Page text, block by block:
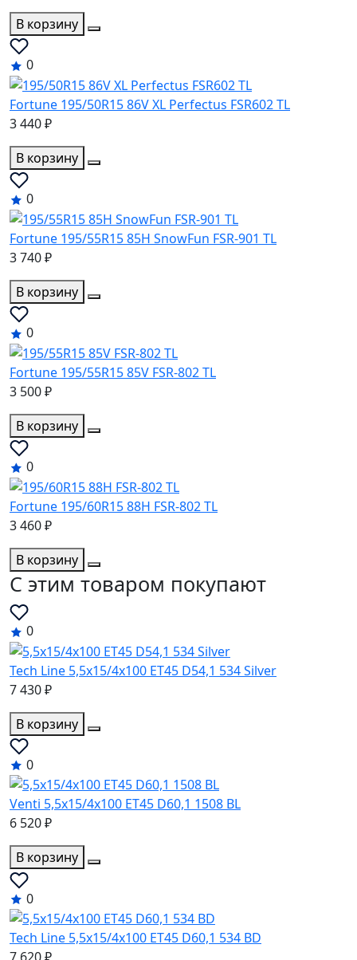
В корзину
0
Fortune 195/50R15 86V XL Perfectus FSR602 TL
3 440 ₽
В корзину
0
Fortune 195/55R15 85H SnowFun FSR-901 TL
3 740 ₽
В корзину
0
Fortune 195/55R15 85V FSR-802 TL
3 500 ₽
В корзину
0
Fortune 195/60R15 88H FSR-802 TL
3 460 ₽
В корзину
C этим товаром покупают
0
Tech Line 5,5x15/4x100 ET45 D54,1 534 Silver
7 430 ₽
В корзину
0
Venti 5,5x15/4x100 ET45 D60,1 1508 BL
6 520 ₽
В корзину
0
Tech Line 5,5x15/4x100 ET45 D60,1 534 BD